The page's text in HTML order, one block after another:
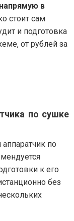
в
стоит сам
и подготовка
от рублей за
по сушке
по
к его
без